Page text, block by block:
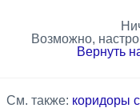
Возможно,
Вернуть
См. также: коридоры